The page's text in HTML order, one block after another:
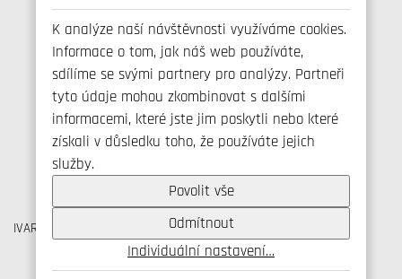
K analýze naší návštěvnosti využíváme cookies.
Informace o tom, jak náš web používáte,
sdílíme se svými partnery pro analýzy. Partneři
tyto údaje mohou zkombinovat s dalšími
informacemi, které jste jim poskytli nebo které
získali v důsledku toho, že používáte jejich
služby.
Povolit vše
Odmítnout
Individuální nastavení…
Spojte se s námi
+420 800 173 965
Ochrana osobních udajů
Cookies
IVAR CS spol. s r.o., Velvarská 9, Podhořany, 277 51 Nelahozeves
IČO: 45276935 DIČ: CZ45276935